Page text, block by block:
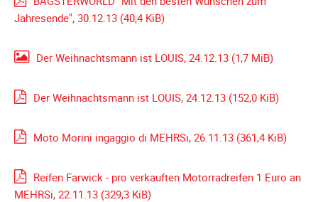
Strategie
Prominente
MEHRSi
Spendenkonto
werden
Jahresende", 30.12.13 (40,4 KiB)
Der Weihnachtsmann ist LOUIS, 24.12.13 (1,7 MiB)
Der Weihnachtsmann ist LOUIS, 24.12.13 (152,0 KiB)
Moto Morini ingaggio di MEHRSi, 26.11.13 (361,4 KiB)
Reifen Farwick - pro verkauften Motorradreifen 1 Euro an
MEHRSi, 22.11.13 (329,3 KiB)